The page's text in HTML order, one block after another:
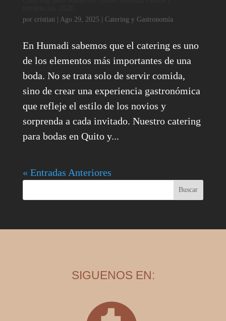
por cristian Ago 29, 2025| Catering y Gastronomía
En Humadi sabemos que el catering es uno
de los elementos más importantes de una
boda. No se trata solo de servir comida,
sino de crear una experiencia gastronómica
que refleje el estilo de los novios y
sorprenda a cada invitado. Nuestro catering
para bodas en Quito y...
« Entradas Anteriores
SIGUENOS EN: